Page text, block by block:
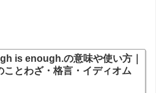
is enough.の意味や使い方｜
ことわざ・格言・イディオム